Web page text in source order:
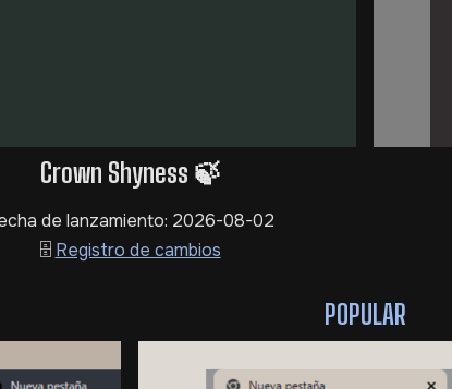
Crown Shyness 🍃
de lanzamiento: 2026-08-02
🗄️ Registro de cambios
POPULAR